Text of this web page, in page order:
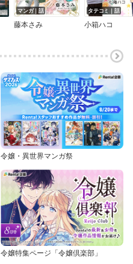
マンガ｜話
藤本さみ
タテコミ｜話
小箱ハコ
令嬢・異世界マンガ祭
令嬢特集ページ「令嬢倶楽部」